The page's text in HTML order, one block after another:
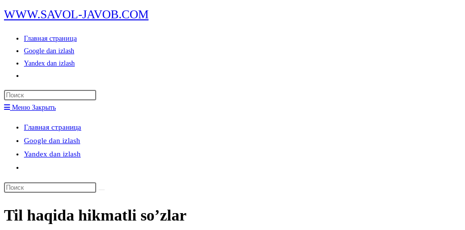
Перейти
к
содержимому
WWW.SAVOL-JAVOB.COM
Главная страница
Google dan izlash
Yandex dan izlash
по
веб-
сайту
Меню Закрыть
Главная страница
Google dan izlash
Yandex dan izlash
по
сайту
Поиск
сайте
Til haqida hikmatli so’zlar